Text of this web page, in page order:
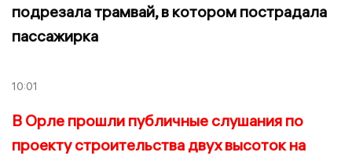
подрезала трамвай, в котором пострадала
пассажирка
10:01
В Орле прошли публичные слушания по
проекту строительства двух высоток на